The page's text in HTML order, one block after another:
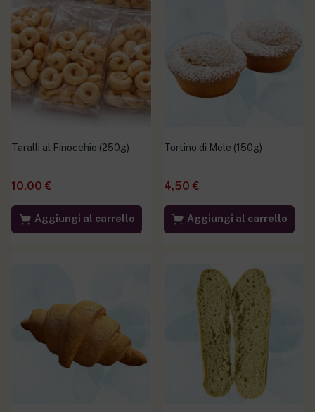
Taralli al Finocchio (250g)
10,00 €
Aggiungi al carrello
Tortino di Mele (150g)
4,50 €
Aggiungi al carrello